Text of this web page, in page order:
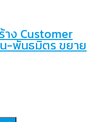
าง Customer
-พันธมิตร ขยาย